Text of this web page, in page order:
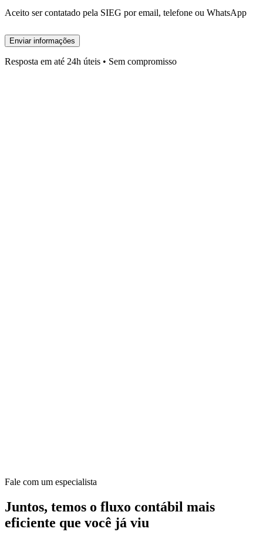
Aceito ser contatado pela SIEG por email, telefone ou WhatsApp
Enviar informações
Resposta em até 24h úteis • Sem compromisso
Fale com um especialista
Juntos, temos o fluxo contábil mais
eficiente que você já viu